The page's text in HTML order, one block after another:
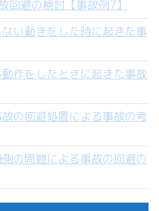
回避の検討【事故例7】
い動きをした時に起きた事
作をしたときに起きた事故
の回避処置による事故の考
の問題による事故の回避の